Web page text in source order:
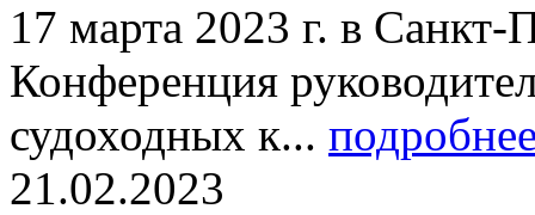
17 марта 2023 г. в Санкт-
Конференция
судоходных к...
21.02.2023